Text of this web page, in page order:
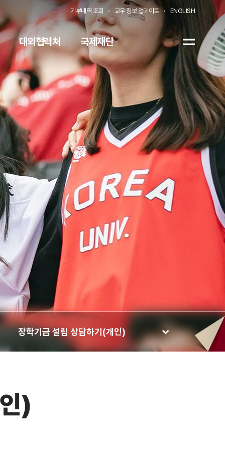
기부내역 조회 교우 정보 업데이트 ENGLISH
대외협력처 국제재단
장학기금 설립 상담하기(개인)
)